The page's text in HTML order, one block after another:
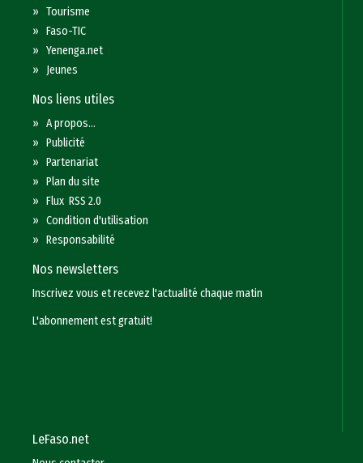
»Tourisme
»Faso-TIC
»Yenenga.net
» Jeunes
Nos liens utiles
»A propos...
»Publicité
»Partenariat
»Plan du site
»Flux RSS 2.0
»Condition d'utilisation
»Responsabilité
Nos newsletters
Inscrivez vous et recevez l'actualité chaque matin
L'abonnement est gratuit!
LeFaso.net